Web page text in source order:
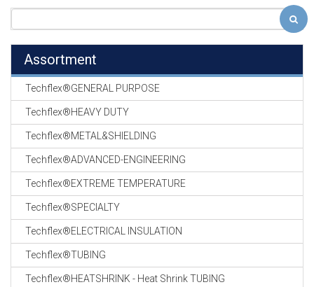
Assortment
Techflex®GENERAL PURPOSE
Techflex®HEAVY DUTY
Techflex®METAL&SHIELDING
Techflex®ADVANCED-ENGINEERING
Techflex®EXTREME TEMPERATURE
Techflex®SPECIALTY
Techflex®ELECTRICAL INSULATION
Techflex®TUBING
Techflex®HEATSHRINK - Heat Shrink TUBING